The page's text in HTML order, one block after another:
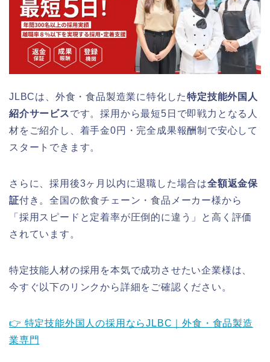
JLBCは、外食・食品製造業に特化した特定技能外国人
紹介サービスです。採用から最短5日で即戦力となる人
材をご紹介し、着手金0円・完全成果報酬制で安心して
スタートできます。
さらに、採用後3ヶ月以内に退職した場合は全額返金保
証付き。全国の飲食チェーン・食品メーカー様から
「採用スピードと定着率が圧倒的に違う」と高く評価
されています。
特定技能人材の採用を本気で成功させたい企業様は、
今すぐ以下のリンクから詳細をご確認ください。
👉 特定技能外国人の採用ならJLBC｜外食・食品製造
業専門